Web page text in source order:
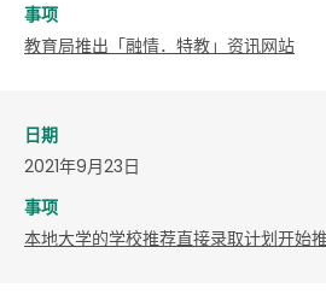
事项
教育局推出「融情．特教」资讯网站
日期
2021年9月23日
事项
本地大学的学校推荐直接录取计划开始